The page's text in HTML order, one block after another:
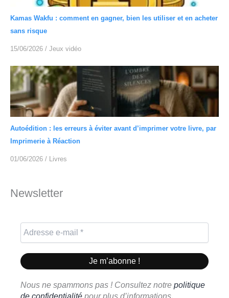
Kamas Wakfu : comment en gagner, bien les utiliser et en acheter
sans risque
15/06/2026 / Jeux vidéo
Autoédition : les erreurs à éviter avant d’imprimer votre livre, par
Imprimerie à Réaction
01/06/2026 / Livres
Newsletter
Nous ne spammons pas ! Consultez notre politique
de confidentialité pour plus d’informations.